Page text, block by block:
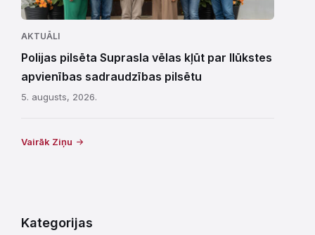
AKTUĀLI
Polijas pilsēta Suprasla vēlas kļūt par Ilūkstes
apvienības sadraudzības pilsētu
5. augusts, 2026.
Vairāk Ziņu
Kategorijas